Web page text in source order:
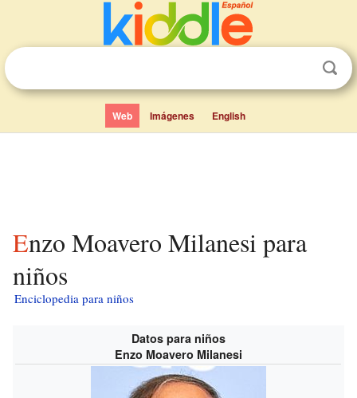
Web Imágenes English
Enzo Moavero Milanesi para
niños
Enciclopedia para niños
Datos para niños
Enzo Moavero Milanesi